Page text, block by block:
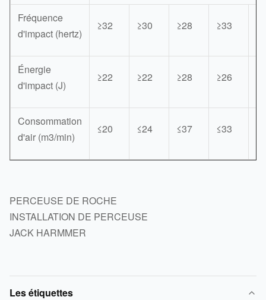
Fréquence
d'impact (hertz)
≥32 ≥30 ≥28 ≥33
Énergie
d'impact (J)
≥22 ≥22 ≥28 ≥26
Consommation
d'air (m3/min)
≤20 ≤24 ≤37 ≤33
PERCEUSE DE ROCHE
INSTALLATION DE PERCEUSE
JACK HARMMER
Les étiquettes